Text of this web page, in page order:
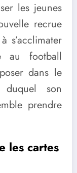
les jeunes
recrue
s’acclimater
au football
dans le
son
prendre
les cartes